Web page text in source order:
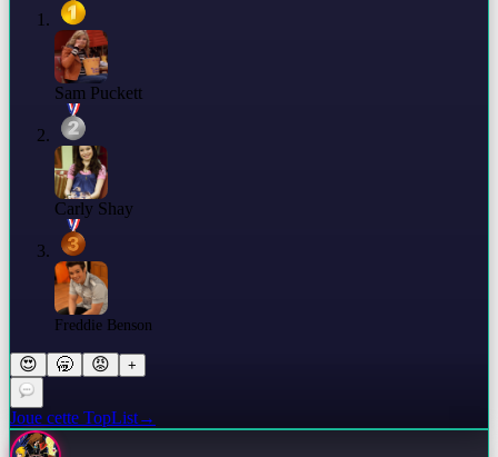
Sam Puckett
Carly Shay
Freddie Benson
😍 🥱 😡 +
Joue cette TopList→